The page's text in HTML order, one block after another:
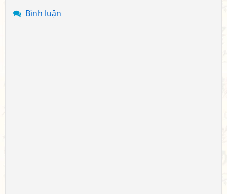
Bình luận